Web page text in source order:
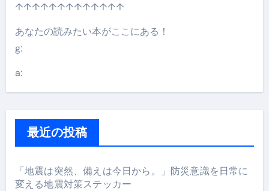
↑↑↑↑↑↑↑↑↑↑↑↑↑
あなたの読みたい本がここにある！
g:
a:
最近の投稿
「地震は突然、備えは今日から。」防災意識を日常に
変える地震対策ステッカー